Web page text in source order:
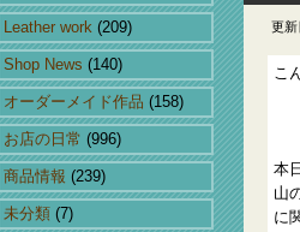
Leather work (209)
Shop News (140)
オーダーメイド作品 (158)
お店の日常 (996)
商品情報 (239)
未分類 (7)
更新
こ
本
山
に